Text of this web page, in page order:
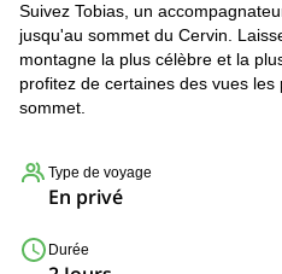
Suivez Tobias, un
jusqu'au sommet du Cervin.
montagne la plus célèbre et la
profitez de certaines des vues
sommet.
Type de voyage
En privé
Durée